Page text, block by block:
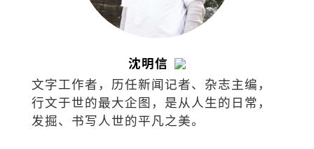
沈明信
文字工作者，历任新闻记者、杂志主编，
行文于世的最大企图，是从人生的日常，
发掘、书写人世的平凡之美。